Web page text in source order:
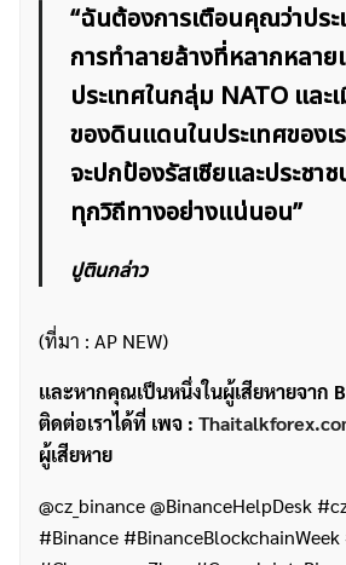
“ฉันต้องการเตือนคุณว่าประ
การทำลายล้างที่หลากหลา
ประเทศในกลุ่ม NATO แล
ของดินแดนในประเทศของเ
จะปกป้องรัสเซียและประชาช
ทุกวิถีทางอย่างแน่นอน”
ปูตินกล่าว
(ที่มา : AP NEW)
เเละหากคุณเป็นหนึ่งในผู้เสียหายจาก
ติดต่อเราได้ที่ เพจ :
ผู้เสียหาย
@cz_binance @BinanceHelpDesk
#Binance